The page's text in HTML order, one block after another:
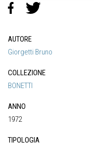
AUTORE
Giorgetti Bruno
COLLEZIONE
BONETTI
ANNO
1972
TIPOLOGIA